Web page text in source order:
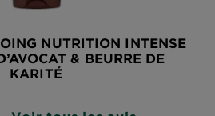
NUTRITION INTENSE
& BEURRE DE
KARITÉ